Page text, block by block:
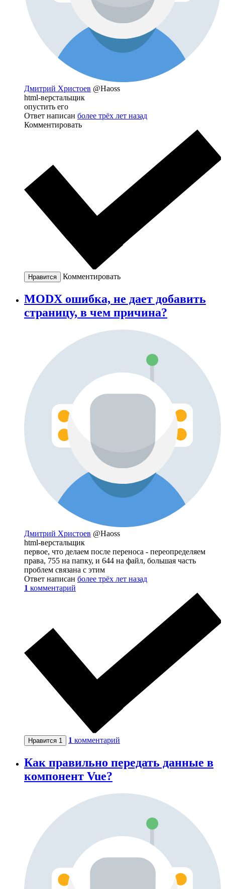
Дмитрий Христоев @Haoss
html-верстальщик
опустить его
Ответ написан более трёх лет назад
Комментировать
Нравится Комментировать
MODX ошибка, не дает добавить
страницу, в чем причина?
Дмитрий Христоев @Haoss
html-верстальщик
первое, что делаем после переноса - переопределяем
права, 755 на папку, и 644 на файл, большая часть
проблем связана с этим
Ответ написан более трёх лет назад
1 комментарий
Нравится 1 1 комментарий
Как правильно передать данные в
компонент Vue?